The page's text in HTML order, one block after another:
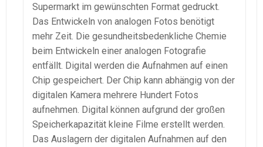
Supermarkt im gewünschten Format gedruckt.
Das Entwickeln von analogen Fotos benötigt
mehr Zeit. Die gesundheitsbedenkliche Chemie
beim Entwickeln einer analogen Fotografie
entfällt. Digital werden die Aufnahmen auf einen
Chip gespeichert. Der Chip kann abhängig von der
digitalen Kamera mehrere Hundert Fotos
aufnehmen. Digital können aufgrund der großen
Speicherkapazität kleine Filme erstellt werden.
Das Auslagern der digitalen Aufnahmen auf den